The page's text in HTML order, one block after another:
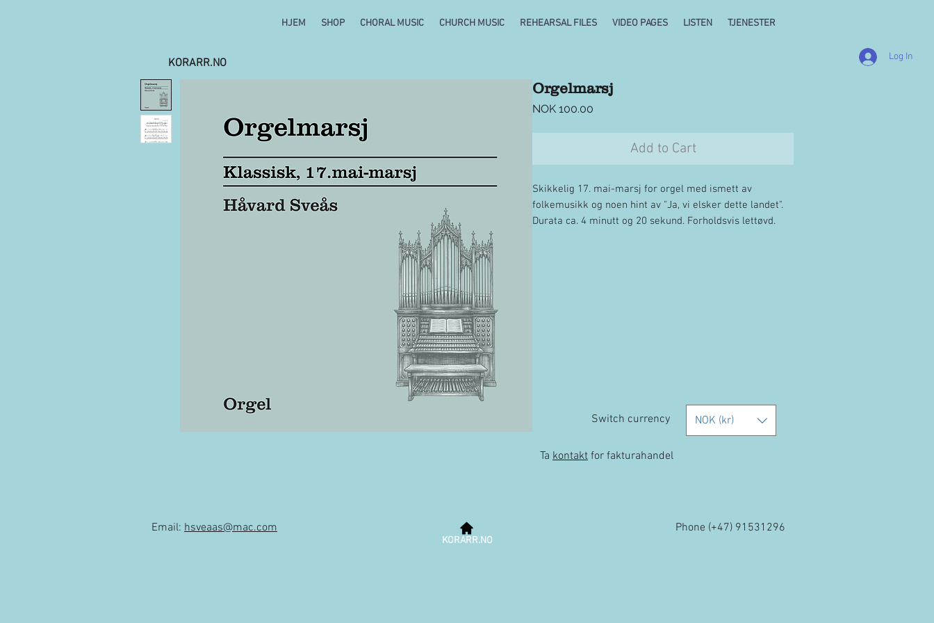
HJEM SHOP CHORAL MUSIC CHURCH MUSIC REHEARSAL FILES VIDEO PAGES LISTEN TJENESTER
KORARR.NO Log In
Orgelmarsj
NOK 100.00
Add to Cart
Skikkelig 17. mai-marsj for orgel med ismett av
folkemusikk og noen hint av "Ja, vi elsker dette landet".
Durata ca. 4 minutt og 20 sekund. Forholdsvis lettøvd.
NOK (kr)
Switch currency
Ta kontakt for fakturahandel
KORARR.NO
Email: hsveaas@mac.com Phone (+47) 91531296